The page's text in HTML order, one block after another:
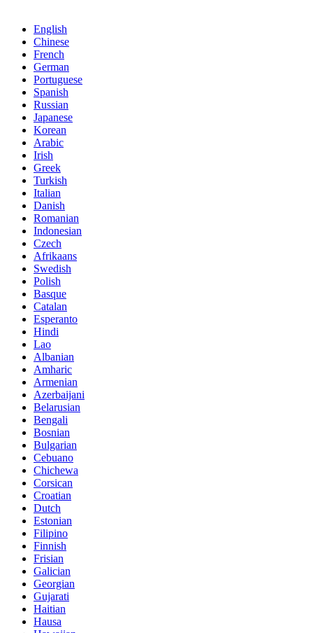
English
Chinese
French
German
Portuguese
Spanish
Russian
Japanese
Korean
Arabic
Irish
Greek
Turkish
Italian
Danish
Romanian
Indonesian
Czech
Afrikaans
Swedish
Polish
Basque
Catalan
Esperanto
Hindi
Lao
Albanian
Amharic
Armenian
Azerbaijani
Belarusian
Bengali
Bosnian
Bulgarian
Cebuano
Chichewa
Corsican
Croatian
Dutch
Estonian
Filipino
Finnish
Frisian
Galician
Georgian
Gujarati
Haitian
Hausa